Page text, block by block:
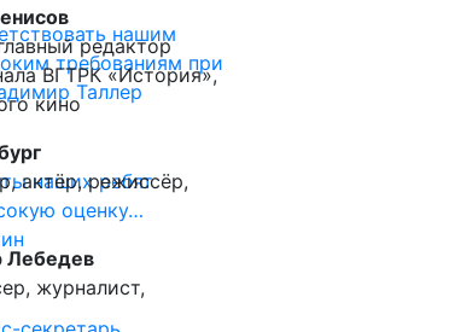
нашим
требованиям при
Таллер
наших ребят
оценку…
редактор
ВГТРК «История»,
кино
актёр, режиссёр,
Лебедев
журналист,